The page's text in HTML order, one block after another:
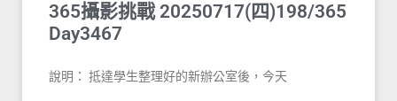
365攝影挑戰 20250717(四)198/365
Day3467
說明： 抵達學生整理好的新辦公室後，今天